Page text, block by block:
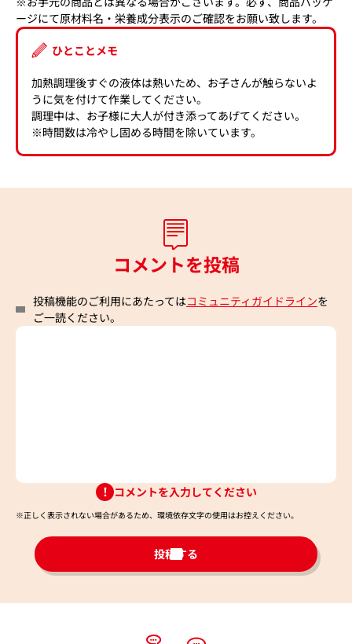
ージにて原材料名・栄養成分表示のご確認をお願い致します。
ひとことメモ
加熱調理後すぐの液体は熱いため、お子さんが触らないよ
うに気を付けて作業してください。
調理中は、お子様に大人が付き添ってあげてください。
※時間数は冷やし固める時間を除いています。
コメントを投稿
投稿機能のご利用にあたってはコミュニティガイドラインを
ご一読ください。
コメントを入力してください
※正しく表示されない場合があるため、環境依存文字の使用はお控えください。​
投稿する